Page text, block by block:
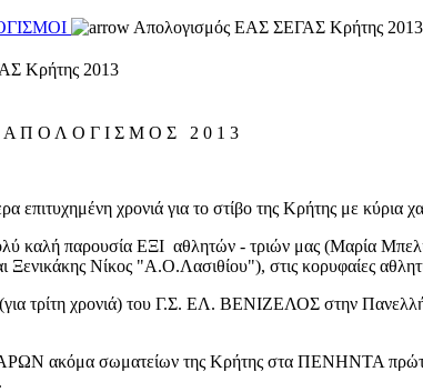
Απολογισμός ΕΑΣ ΣΕΓΑΣ Κρήτης 2013
Κρήτης 2013
Π Ο Λ Ο Γ Ι Σ Μ Ο Σ 2 0 1 3
επιτυχημένη χρονιά για το στίβο της Κρήτης με κύρια
καλή παρουσία ΕΞΙ αθλητών - τριών μας (Μαρία
Ξενικάκης Νίκος "Α.Ο.Λασιθίου"), στις κορυφαίες
τρίτη χρονιά) του Γ.Σ. ΕΛ. ΒΕΝΙΖΕΛΟΣ στην
ακόμα σωματείων της Κρήτης στα ΠΕΝΗΝΤΑ